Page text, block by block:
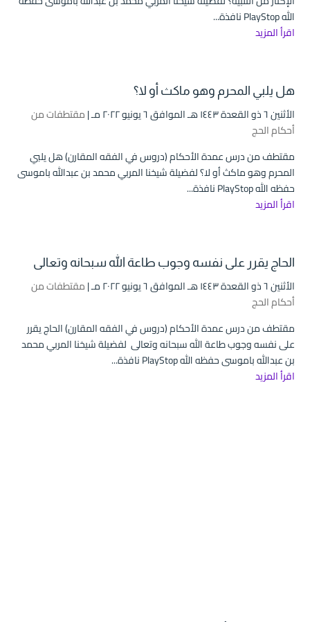
الله PlayStop نافذة...
اقرأ المزيد
هل يلبي المحرم وهو ماكث أو لا؟
الأثنين ٦ ذو القعدة ۱٤٤۳ هـ الموافق ٦ يونيو ۲۰۲۲ مـ |
مقتطفات من
أحكام الحج
مقتطف من درس عمدة الأحكام (دروس في الفقه المقارن) هل يلبي
المحرم وهو ماكث أو لا؟ لفضيلة شيخنا المربي محمد بن عبدالله باموسى
حفظه الله PlayStop نافذة...
اقرأ المزيد
الحاج يقرر على نفسه وجوب طاعة الله سبحانه وتعالى
الأثنين ٦ ذو القعدة ۱٤٤۳ هـ الموافق ٦ يونيو ۲۰۲۲ مـ |
مقتطفات من
أحكام الحج
مقتطف من درس عمدة الأحكام (دروس في الفقه المقارن) الحاج يقرر
على نفسه وجوب طاعة الله سبحانه وتعالى لفضيلة شيخنا المربي محمد
بن عبدالله باموسى حفظه الله PlayStop نافذة...
اقرأ المزيد